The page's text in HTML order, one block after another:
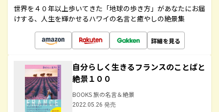
世界を４０年以上歩いてきた「地球の歩き方」があなたにお届
けする、人生を輝かせるハワイの名言と癒やしの絶景集
詳細を見る
自分らしく生きるフランスのことばと
絶景１００
BOOKS 旅の名言＆絶景
2022.05.26 発売